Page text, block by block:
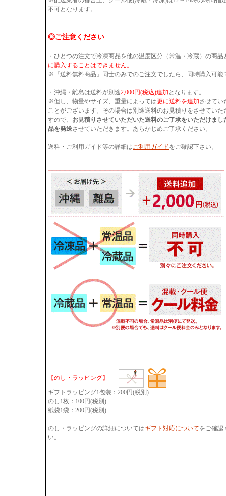
不可となります。
◎ご注意ください
・ひとつの注文で冷凍商品を他の温度区分（常温・冷蔵）の商品
に購入することはできません。
※『送料無料商品』同士のみでのご注文でしたら、同時購入可能
・沖縄・離島は送料が別途2,000円(税込)追加 となります。
※但し、物量やサイズ、重量によっては更に送料を追加させてい
ことがございます。その場合は別途送料のお見積りをさせていた
すので、 お見積りさせていただいた送料のご了承をいただけまし
品を発送させていただきます。あらかじめご了承ください。
送料・ご利用ガイド等の詳細はご利用ガイドをご確認下さい。
【のし・ラッピング】
ギフトラッピング1包装：200円(税別)
のし1枚：100円(税別)
紙袋1袋：200円(税別)
のし・ラッピングの詳細についてはギフト対応についてをご確認
い。